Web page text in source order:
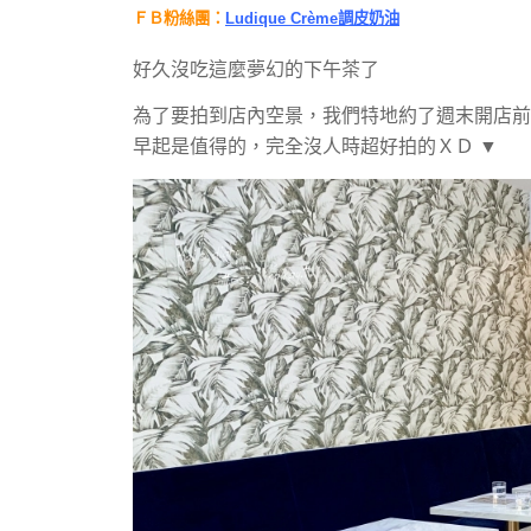
ＦＢ粉絲團： Ludique Crème調皮奶油
好久沒吃這麼夢幻的下午茶了
為了要拍到店內空景， 我們特地約了週末開店
早起是值得的，完全沒人時超好拍的ＸＤ ▼